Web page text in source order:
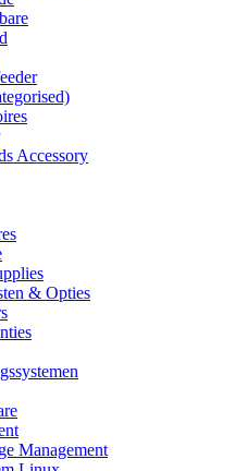
Accessory
& Opties
Management